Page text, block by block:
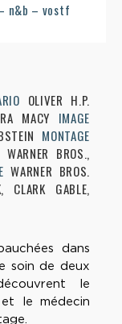
n&b – vostf
OLIVER H.P.
MACY IMAGE
MONTAGE
WARNER BROS.,
WARNER BROS.
CLARK GABLE,
dans
soin de deux
le
le médecin